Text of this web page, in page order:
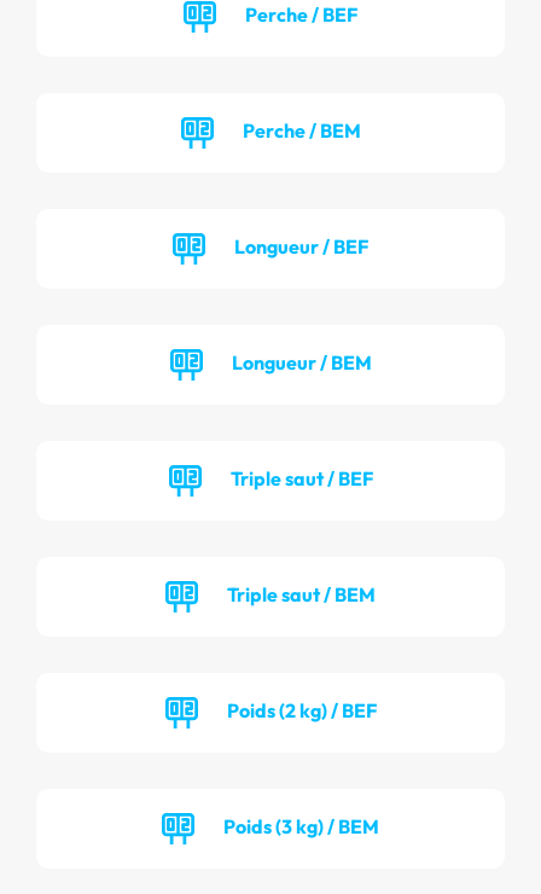
Perche / BEF
Perche / BEM
Longueur / BEF
Longueur / BEM
Triple saut / BEF
Triple saut / BEM
Poids (2 kg) / BEF
Poids (3 kg) / BEM